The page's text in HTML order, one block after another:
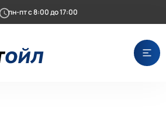
пн-пт с 8:00 до 17:00